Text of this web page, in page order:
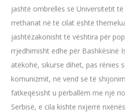
jashtë ombrellës së Universitetit
rrethanat në të cilat është
jashtëzakonisht të vështira për
rrjedhimisht edhe për Bashkësinë
atëkohë, sikurse dihet, pas rënies
komunizmit, në vend se të
fatkeqësisht u përballëm me një
Serbisë, e cila kishte nxjerrë